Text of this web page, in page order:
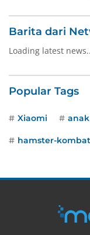
Barita dari
Loading latest
Popular Tags
Xiaomi anak
hamster-kombat